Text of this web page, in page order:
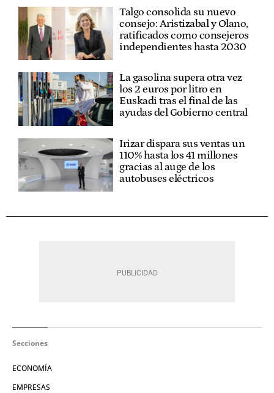
Talgo consolida su nuevo
consejo: Aristizabal y Olano,
ratificados como consejeros
independientes hasta 2030
La gasolina supera otra vez
los 2 euros por litro en
Euskadi tras el final de las
ayudas del Gobierno central
Irizar dispara sus ventas un
110% hasta los 41 millones
gracias al auge de los
autobuses eléctricos
Secciones
ECONOMÍA
EMPRESAS